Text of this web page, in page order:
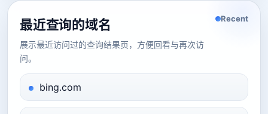
最近查询的域名
展示最近访问过的查询结果页，方便回看与再次访
问。
Recent
bing.com